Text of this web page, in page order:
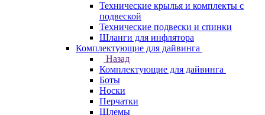
Технические крылья и комплекты с
подвеской
Технические подвески и спинки
Шланги для инфлятора
Комплектующие для дайвинга
Назад
Комплектующие для дайвинга
Боты
Носки
Перчатки
Шлемы